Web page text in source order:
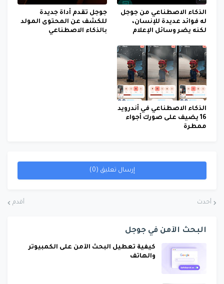
الذكاء الاصطناعي من جوجل
له فوائد عديدة للإنسان،
لكنه يضر وسائل الإعلام
جوجل تقدم أداة جديدة
للكشف عن المحتوى المولد
بالذكاء الاصطناعي
الذكاء الاصطناعي في أندرويد
16 يضيف على صورك أجواء
ممطرة
إرسال تعليق (0)
أحدث أقدم
البحث الآمن في جوجل
كيفية تعطيل البحث الآمن على الكمبيوتر
والهاتف